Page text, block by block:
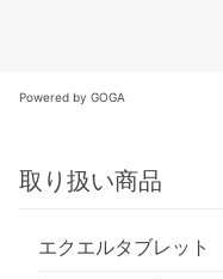
Powered by GOGA
取り扱い商品
エクエルタブレット